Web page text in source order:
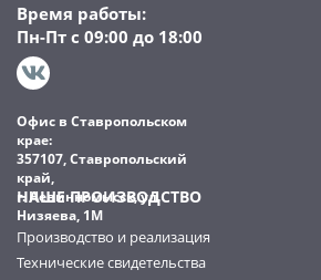
Время работы:
Пн-Пт с 09:00 до 18:00
Офис в Ставропольском
крае:
357107, Ставропольский
край,
г. Невинномысск, ул.
Низяева, 1М
НАШЕ ПРОИЗВОДСТВО
Производство и реализация
Технические свидетельства